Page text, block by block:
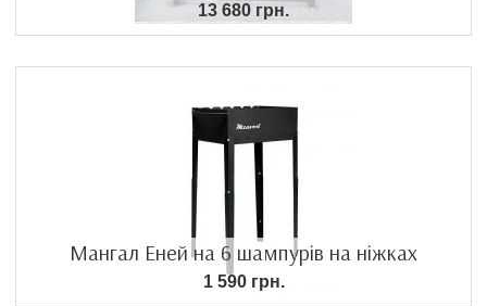
13 680 грн.
Мангал Еней на 6 шампурів на ніжках
1 590 грн.